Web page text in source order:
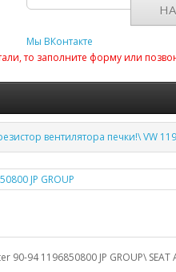
Мы ВКонтакте
то заполните форму или
вентилятора печки!\ VW
94 1196850800 JP GROUP\ SEAT